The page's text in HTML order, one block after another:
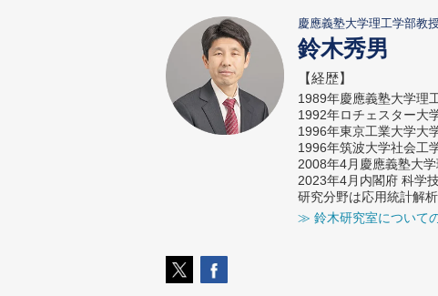
慶應義塾大学理工学部教
鈴木秀男
【経歴】
1989年慶應義塾大学理
1992年ロチェスター大
1996年東京工業大学大
1996年筑波大学社会工
2008年4月慶應義塾大
2023年4月内閣府 科学
研究分野は応用統計解
≫ 鈴木研究室について